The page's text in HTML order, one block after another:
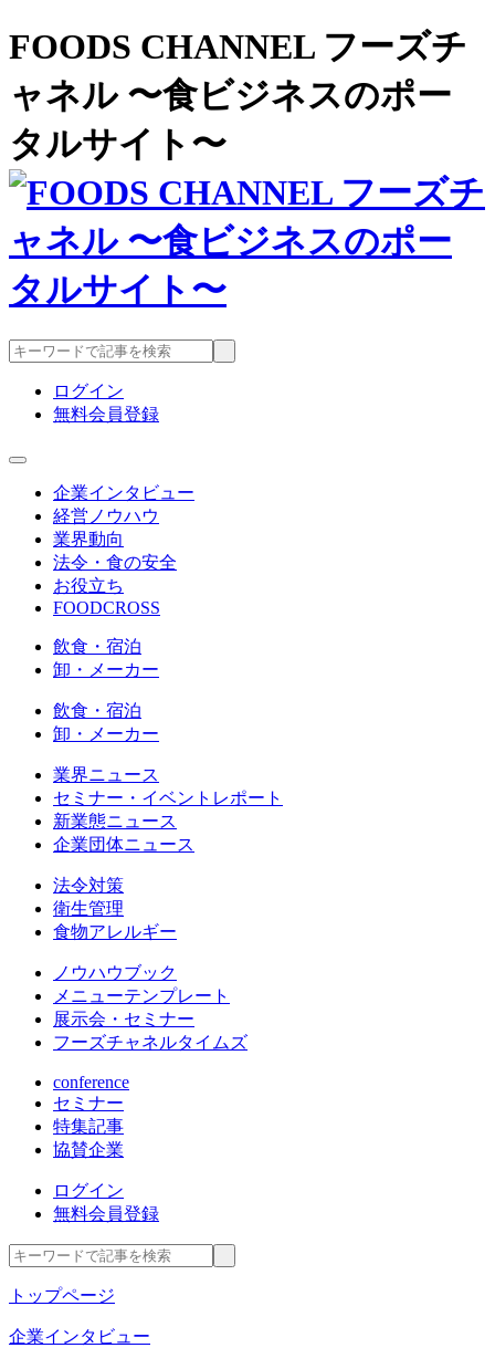
FOODS CHANNEL フーズチ
ャネル 〜食ビジネスのポー
タルサイト〜
ログイン
無料会員登録
企業インタビュー
経営ノウハウ
業界動向
法令・食の安全
お役立ち
FOODCROSS
飲食・宿泊
卸・メーカー
飲食・宿泊
卸・メーカー
業界ニュース
セミナー・イベントレポート
新業態ニュース
企業団体ニュース
法令対策
衛生管理
食物アレルギー
ノウハウブック
メニューテンプレート
展示会・セミナー
フーズチャネルタイムズ
conference
セミナー
特集記事
協賛企業
ログイン
無料会員登録
トップページ
企業インタビュー